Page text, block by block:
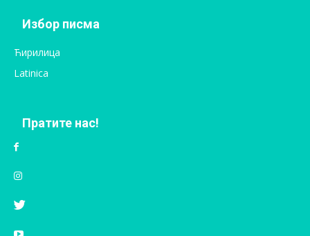
Избор писма
Ћирилица
Latinica
Пратите нас!